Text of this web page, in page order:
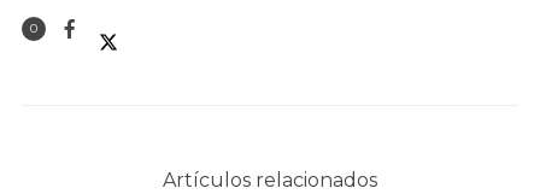
0
Artículos relacionados